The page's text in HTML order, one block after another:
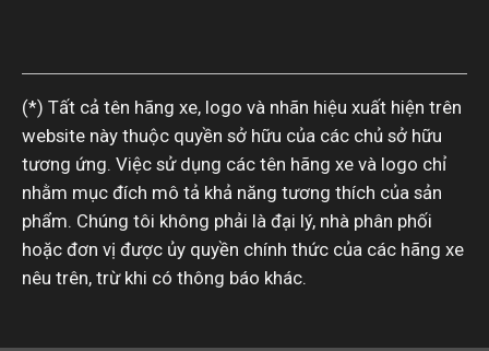
(*) Tất cả tên hãng xe, logo và nhãn hiệu xuất hiện trên
website này thuộc quyền sở hữu của các chủ sở hữu
tương ứng. Việc sử dụng các tên hãng xe và logo chỉ
nhằm mục đích mô tả khả năng tương thích của sản
phẩm. Chúng tôi không phải là đại lý, nhà phân phối
hoặc đơn vị được ủy quyền chính thức của các hãng xe
nêu trên, trừ khi có thông báo khác.